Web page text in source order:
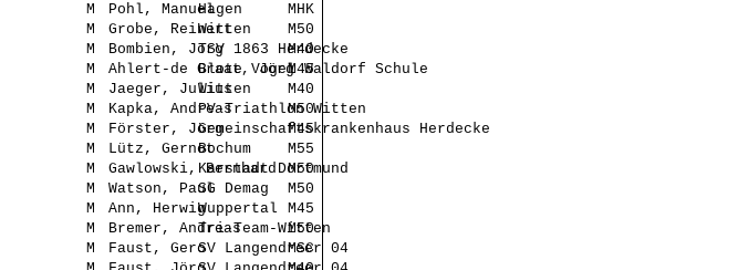
M Pohl, ManuelHagen
MHK
M Grobe, Reinert
Witten
M50
M Bombien, JörgTSV 1863 Herdecke
M40
M Ahlert-de Graat, Jörg
Blote Vogel Waldorf Schule
M45
M Jaeger, Julius
Witten
M40
M Kapka, AndreasPV-Triathlon Witten
M50
M Förster, JörgGemeinschaftskrankenhaus Herdecke
M45
M Lütz, GernotBochum
M55
M Gawlowski, BernhardKarstadt Dortmund
M50
M Watson, PaulSG Demag
M50
M Ann, HerwigWuppertal
M45
M Bremer, AndreasTri-Team-Witten
M50
M Faust, GeroSV Langendreer 04
MSC